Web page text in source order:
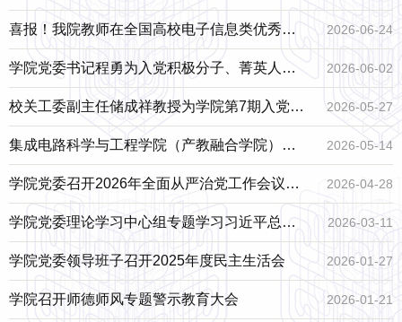
记在庆祝中国共产党成立105周年大会上的重要
讲话精神
喜报！我院教师在全国高校电子信息类优秀思
政案例评选中斩获佳绩
2026-06-24
学院党委书记程勇为入党积极分子、菁英人才
班学员讲授专题党课
2026-06-02
校关工委副主任储成祥教授为学院第7期入党积
极分子党校学员讲授专题党课
2026-05-27
集成电路科学与工程学院（产教融合学院）党
委举办南京邮电大学第601期入党积极分子党校
培训班开班仪式暨党课第一讲
2026-05-14
学院党委召开2026年全面从严治党工作会议暨
警示教育大会
2026-04-28
学院党委理论学习中心组专题学习习近平总书
记在参加十四届全国人大四次会议江苏代表团
审议时发表的重要讲话
2026-03-11
学院党委领导班子召开2025年度民主生活会 2026-01-27
学院召开师德师风专题警示教育大会 2026-01-21